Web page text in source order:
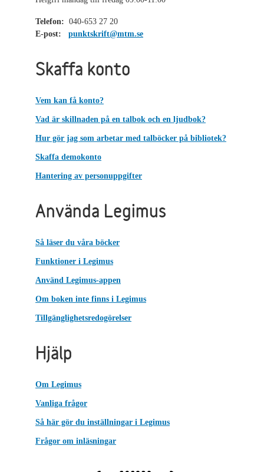
Telefon: 040-653 27 20
E-post:
punktskrift@mtm.se
Skaffa konto
Vem kan få konto?
Vad är skillnaden på en talbok och en ljudbok?
Hur gör jag som arbetar med talböcker på bibliotek?
Skaffa demokonto
Hantering av personuppgifter
Använda Legimus
Så läser du våra böcker
Funktioner i Legimus
Använd Legimus-appen
Om boken inte finns i Legimus
Tillgänglighetsredogörelser
Hjälp
Om Legimus
Vanliga frågor
Så här gör du inställningar i Legimus
Frågor om inläsningar